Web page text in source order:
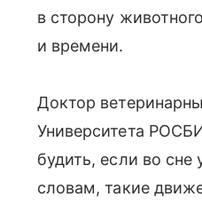
в сторону
и времени.
Доктор
Университета
будить, если во сне
словам, такие